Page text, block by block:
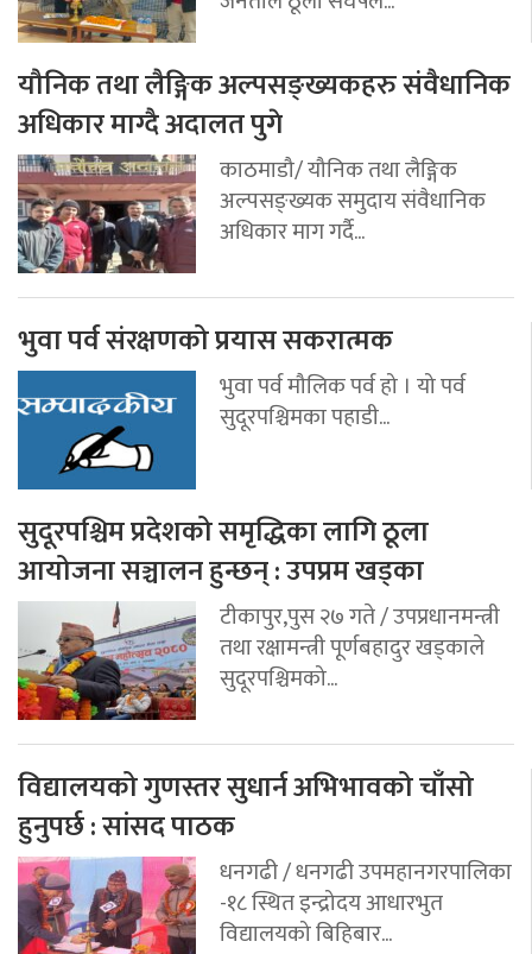
यौनिक तथा लैङ्गिक अल्पसङ्ख्यकहरु संवैधानिक
अधिकार माग्दै अदालत पुगे
काठमाडौ/ यौनिक तथा लैङ्गिक
अल्पसङ्ख्यक समुदाय संवैधानिक
अधिकार माग गर्दै...
भुवा पर्व संरक्षणको प्रयास सकरात्मक
भुवा पर्व मौलिक पर्व हो । यो पर्व
सुदूरपश्चिमका पहाडी...
सुदूरपश्चिम प्रदेशको समृद्धिका लागि ठूला
आयोजना सञ्चालन हुन्छन् : उपप्रम खड्का
टीकापुर,पुस २७ गते / उपप्रधानमन्त्री
तथा रक्षामन्त्री पूर्णबहादुर खड्काले
सुदूरपश्चिमको...
विद्यालयको गुणस्तर सुधार्न अभिभावको चाँसो
हुनुपर्छ : सांसद पाठक
धनगढी / धनगढी उपमहानगरपालिका
-१८ स्थित इन्द्रोदय आधारभुत
विद्यालयको बिहिबार...